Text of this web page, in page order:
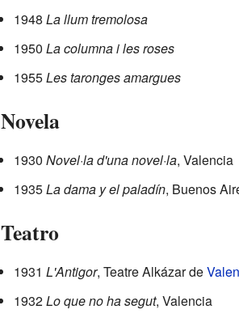
1948 La llum tremolosa
1950 La columna i les roses
1955Les taronges amargues
Novela
1930 Novel·la d'una novel·la, Valencia
1935La dama y el paladín, Buenos
Teatro
1931 L'Antigor, Teatre Alkázar de
1932Lo que no ha segut, Valencia